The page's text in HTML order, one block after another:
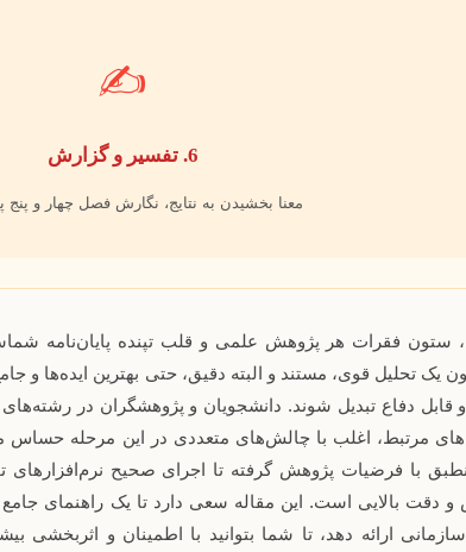
✍️
6. تفسیر و گزارش
معنا بخشیدن به نتایج، نگارش فصل چهار و پنج
ستون فقرات هر پژوهش علمی و قلب تپنده پایان‌نامه
یک تحلیل قوی، مستند و البته دقیق، حتی بهترین ایده‌ها و
و قابل دفاع تبدیل شوند. دانشجویان و پژوهشگران در
مرتبط، اغلب با چالش‌های متعددی در این مرحله حساس
با فرضیات پژوهش گرفته تا اجرای صحیح
و دقت بالایی است. این مقاله سعی دارد تا یک راهنمای
ارائه دهد، تا شما بتوانید با اطمینان و اثربخشی